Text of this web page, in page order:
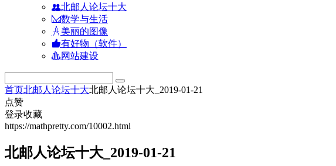
北邮人论坛十大
数学与生活
美丽的图像
有好物（软件）
网站建设
首页北邮人论坛十大北邮人论坛十大_2019-01-21
点赞
登录收藏
https://mathpretty.com/10002.html
北邮人论坛十大_2019-01-21